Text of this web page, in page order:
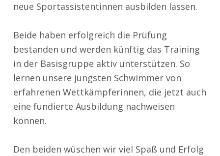
neue Sportassistentinnen ausbilden lassen.
Beide haben erfolgreich die Prüfung
bestanden und werden künftig das Training
in der Basisgruppe aktiv unterstützen. So
lernen unsere jüngsten Schwimmer von
erfahrenen Wettkämpferinnen, die jetzt auch
eine fundierte Ausbildung nachweisen
können.
Den beiden wüschen wir viel Spaß und Erfolg